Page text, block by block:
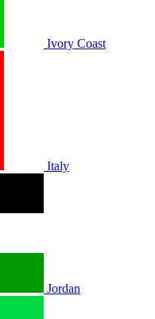
Ivory Coast
Italy
Jordan